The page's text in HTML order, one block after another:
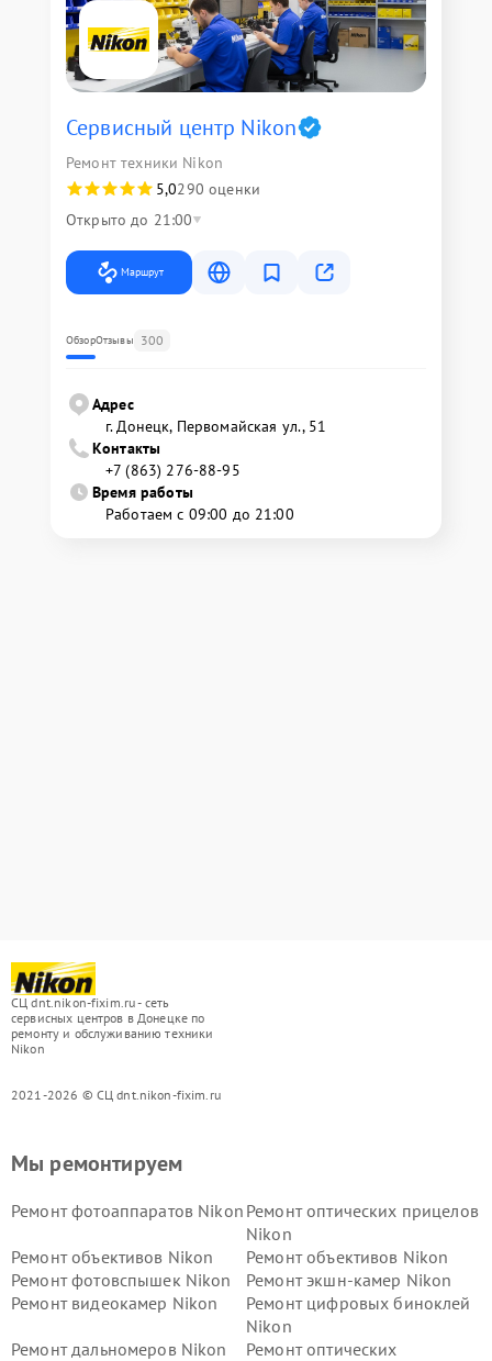
Сервисный центр Nikon
Ремонт техники Nikon
5,0290 оценки
Открыто до 21:00
Маршрут
ОбзорОтзывы 300
Адрес
г. Донецк, Первомайская ул., 51
Контакты
+7 (863) 276-88-95
Время работы
Работаем с 09:00 до 21:00
СЦ dnt.nikon-fixim.ru - сеть
сервисных центров в Донецке по
ремонту и обслуживанию техники
Nikon
2021-2026 © СЦ dnt.nikon-fixim.ru
Мы ремонтируем
Ремонт фотоаппаратов Nikon Ремонт оптических прицелов
Nikon
Ремонт объективов Nikon
Ремонт объективов Nikon
Ремонт фотовспышек Nikon
Ремонт экшн-камер Nikon
Ремонт видеокамер Nikon
Ремонт цифровых биноклей
Nikon
Ремонт дальномеров Nikon
Ремонт оптических